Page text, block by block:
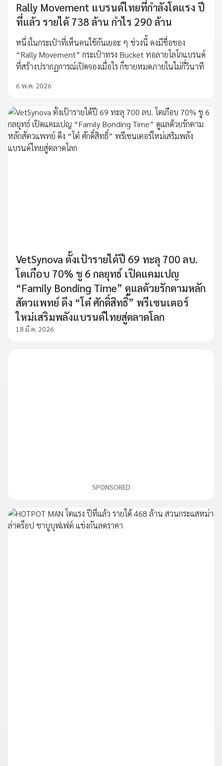
Rally Movement แบรนด์ไทยที่กำลังโตแรง ปี
ที่แล้ว รายได้ 738 ล้าน กำไร 290 ล้าน
หนึ่งในกระเป๋าที่เห็นคนใช้กันเยอะ ๆ ช่วงนี้ คงมีชื่อของ
“Rally Movement” กระเป๋าทรง Bucket ทอลายโลโกแบรนด์
ที่สร้างปรากฏการณ์เปิดจองเมื่อไร ก็ขายหมดภายในไม่กี่วินาที
6 พ.ค. 2026
VetSynova ตั้งเป้ารายได้ปี 69 ทะลุ 700 ลบ.
โตเกือบ 70% ชู 6 กลยุทธ์ เปิดแคมเปญ
“Family Bonding Time” ดูแลด้วยรักตามหลัก
สัตวแพทย์ ดึง “โต๋ ศักดิ์สิทธิ์” พรีเซนเตอร์
ใหม่เสริมพลังแบรนด์ไทยสู่ตลาดโลก
18 มี.ค. 2026
SPONSORED